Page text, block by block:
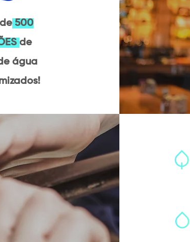
500
de
água